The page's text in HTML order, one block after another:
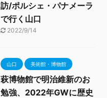
訪/ポルシェ・パナメーラ
で行く山口
2022/9/14
山口 美術館・博物館
萩博物館で明治維新のお
勉強、2022年GWに歴史